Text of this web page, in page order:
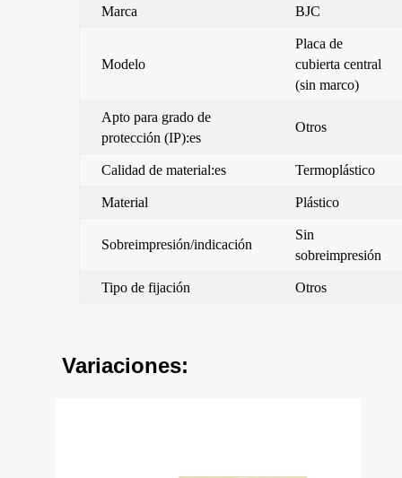
Marca BJC
Modelo
Placa de
cubierta central
(sin marco)
Apto para grado de
protección (IP):es
Otros
Calidad de material:es Termoplástico
Material Plástico
Sobreimpresión/indicación
Sin
sobreimpresión
Tipo de fijación Otros
Variaciones: